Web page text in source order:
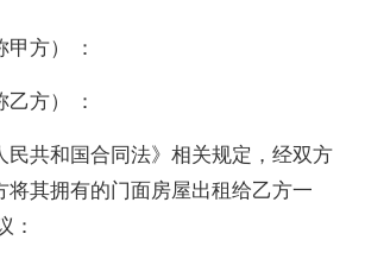
方） ：
方） ：
共和国合同法》相关规定，经双方
将其拥有的门面房屋出租给乙方一
：